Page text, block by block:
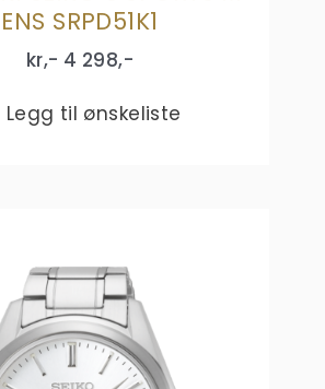
ENS SRPD51K1
kr,- 4 298,-
Legg til ønskeliste